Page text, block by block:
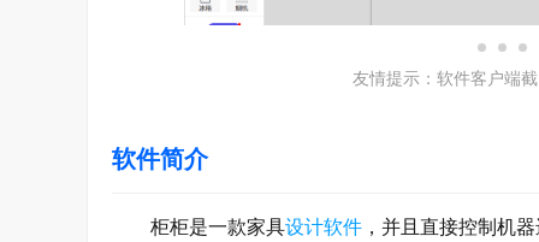
友情提示：软件客户端
软件简介
柜柜是一款家具设计软件 ，并且直接控制机